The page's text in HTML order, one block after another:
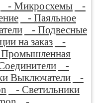
- Микросхемы
-
- Паяльное
- Подвесные
на заказ
-
-
Выключатели
-
- Светильники